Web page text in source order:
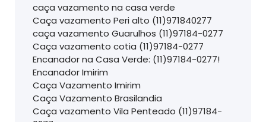
caça vazamento na casa verde
Caça vazamento Peri alto (11)971840277
caça vazamento Guarulhos (11)97184-0277
Caça vazamento cotia (11)97184-0277
Encanador na Casa Verde: (11)97184-0277!
Encanador Imirim
Caça Vazamento Imirim
Caça Vazamento Brasilandia
Caça vazamento Vila Penteado (11)97184-